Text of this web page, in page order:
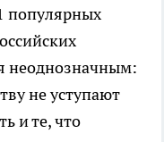
популярных
неоднозначным:
не уступают
и те, что